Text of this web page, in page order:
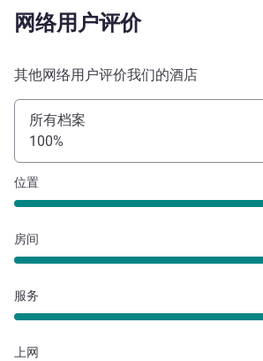
网络用户评价
其他网络用户评价我们的酒店
所有档案
100%
位置
房间
服务
上网